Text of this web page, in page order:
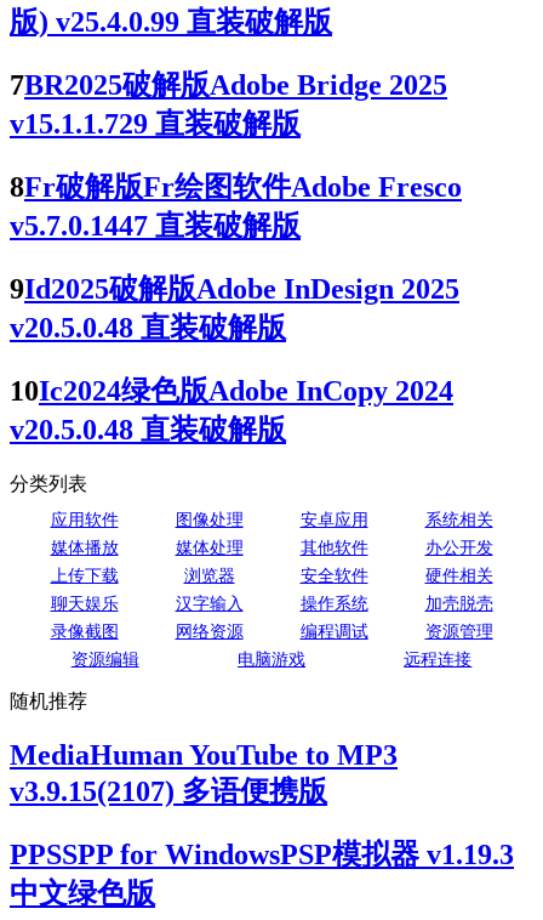
版) v25.4.0.99 直装破解版
7BR2025破解版Adobe Bridge 2025
v15.1.1.729 直装破解版
8Fr破解版Fr绘图软件Adobe Fresco
v5.7.0.1447 直装破解版
9Id2025破解版Adobe InDesign 2025
v20.5.0.48 直装破解版
10Ic2024绿色版Adobe InCopy 2024
v20.5.0.48 直装破解版
分类列表
应用软件 图像处理 安卓应用
系统相关
媒体播放
媒体处理 其他软件
办公开发
上传下载
浏览器 安全软件
硬件相关
聊天娱乐
汉字输入 操作系统
加壳脱壳
录像截图
网络资源 编程调试
资源管理
资源编辑
电脑游戏 远程连接
随机推荐
MediaHuman YouTube to MP3
v3.9.15(2107) 多语便携版
PPSSPP for WindowsPSP模拟器 v1.19.3
中文绿色版